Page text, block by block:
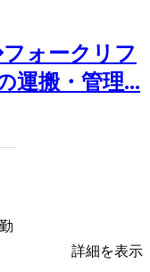
フォークリフ
運搬・管理...
詳細を表示